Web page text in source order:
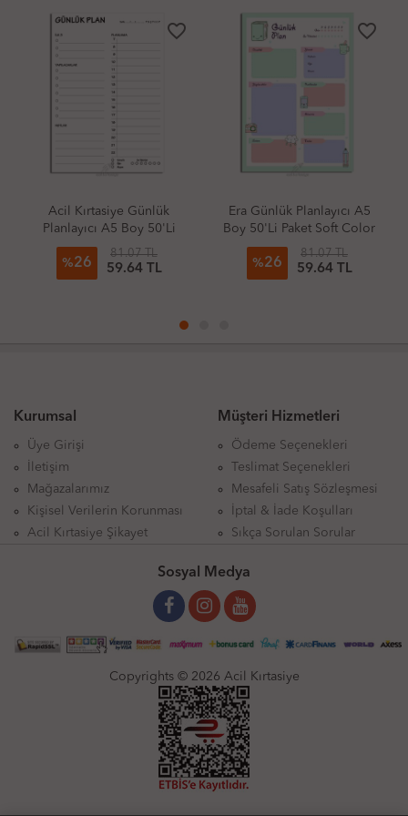
favorite_border
Acil Kırtasiye Günlük
Planlayıcı A5 Boy 50'Li
Paket Klasik
%26
81.07 TL
59.64 TL
favorite_border
Era Günlük Planlayıcı A5
Boy 50'Li Paket Soft Color
%26
81.07 TL
59.64 TL
Kurumsal
Üye Girişi
İletişim
Mağazalarımız
Kişisel Verilerin Korunması
Acil Kırtasiye Şikayet
Müşteri Hizmetleri
Ödeme Seçenekleri
Teslimat Seçenekleri
Mesafeli Satış Sözleşmesi
İptal & İade Koşulları
Sıkça Sorulan Sorular
Sosyal Medya
Copyrights © 2026 Acil Kırtasiye